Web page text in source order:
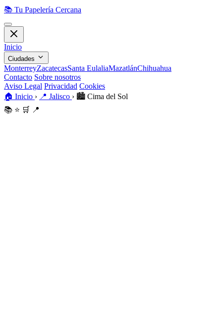
📚 Tu Papelería Cercana
Inicio
Ciudades
MonterreyZacatecasSanta EulaliaMazatlánChihuahua
Contacto Sobre nosotros
Aviso Legal Privacidad Cookies
🏠 Inicio › 📍 Jalisco › 🏙️ Cima del Sol
📚 ⭐ 🛒 📍